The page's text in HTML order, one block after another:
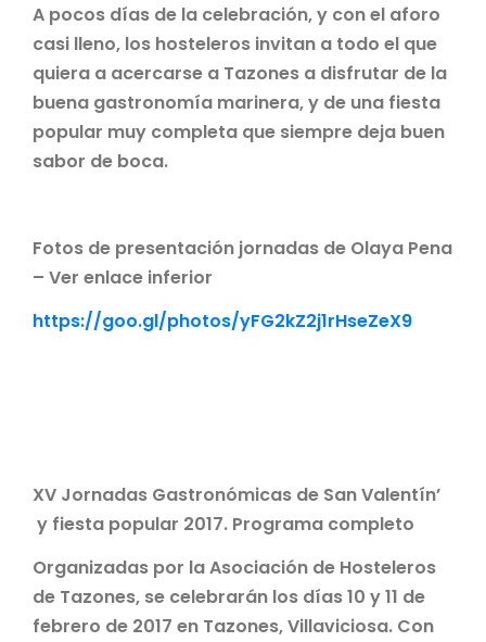
A pocos días de la celebración, y con el aforo
casi lleno, los hosteleros invitan a todo el que
quiera a acercarse a Tazones a disfrutar de la
buena gastronomía marinera, y de una fiesta
popular muy completa que siempre deja buen
sabor de boca.
Fotos de presentación jornadas de Olaya Pena
– Ver enlace inferior
https://goo.gl/photos/yFG2kZ2j1rHseZeX9
XV Jornadas Gastronómicas de San Valentín’
y fiesta popular 2017. Programa completo
Organizadas por la Asociación de Hosteleros
de Tazones, se celebrarán los días 10 y 11 de
febrero de 2017 en Tazones, Villaviciosa. Con